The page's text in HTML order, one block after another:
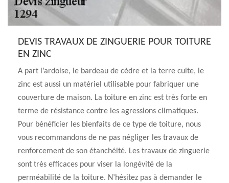
DEVIS TRAVAUX DE ZINGUERIE POUR TOITURE
EN ZINC
A part l’ardoise, le bardeau de cèdre et la terre cuite, le
zinc est aussi un matériel utilisable pour fabriquer une
couverture de maison. La toiture en zinc est très forte en
terme de résistance contre les agressions climatiques.
Pour bénéficier les bienfaits de ce type de toiture, nous
vous recommandons de ne pas négliger les travaux de
renforcement de son étanchéité. Les travaux de zinguerie
sont très efficaces pour viser la longévité de la
perméabilité de la toiture. N’hésitez pas à demander le